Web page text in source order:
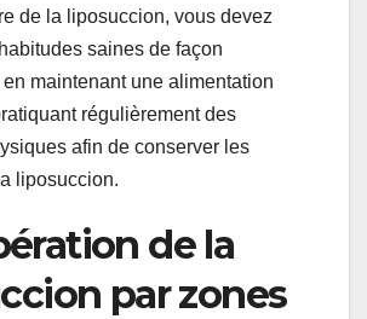
de la liposuccion, vous devez
saines de façon
maintenant une alimentation
régulièrement des
afin de conserver les
liposuccion.
de la
par zones